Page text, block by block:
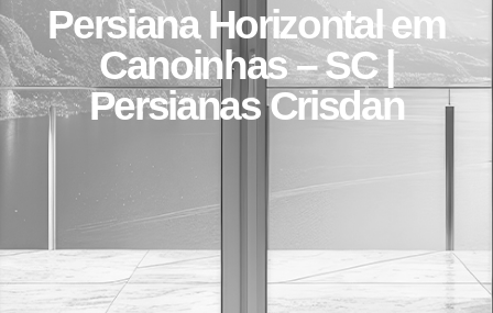
Persiana Horizontal em
Canoinhas – SC |
Persianas Crisdan